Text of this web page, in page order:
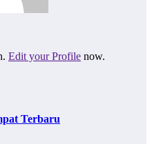
Edit your Profile now.
Terbaru